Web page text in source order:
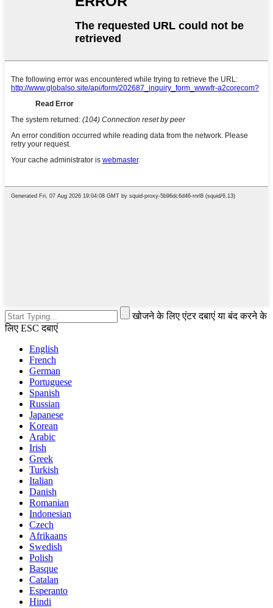
खोजने के लिए एंटर दबाएं या बंद करने के
लिए ESC दबाएं
English
French
German
Portuguese
Spanish
Russian
Japanese
Korean
Arabic
Irish
Greek
Turkish
Italian
Danish
Romanian
Indonesian
Czech
Afrikaans
Swedish
Polish
Basque
Catalan
Esperanto
Hindi